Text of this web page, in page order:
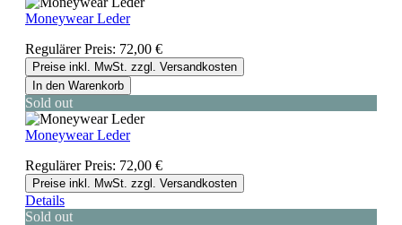
Moneywear Leder
Regulärer Preis: 72,00 €
Preise inkl. MwSt. zzgl. Versandkosten
In den Warenkorb
Sold out
Moneywear Leder
Regulärer Preis: 72,00 €
Preise inkl. MwSt. zzgl. Versandkosten
Details
Sold out